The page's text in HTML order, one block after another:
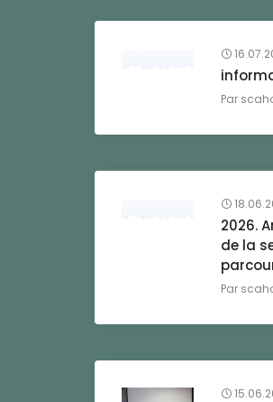
Par
2026.
de la
Par